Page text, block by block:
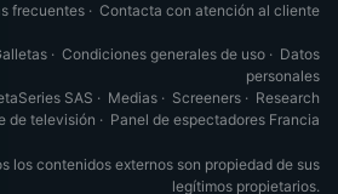
frecuentes · Contacta con atención al cliente
· Condiciones generales de uso · Datos
personales
SAS · Medias · Screeners · Research
de televisión · Panel de espectadores Francia
los contenidos externos son propiedad de sus
legítimos propietarios.